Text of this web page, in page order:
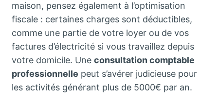
maison, pensez également à l’optimisation
fiscale : certaines charges sont déductibles,
comme une partie de votre loyer ou de vos
factures d’électricité si vous travaillez depuis
votre domicile. Une consultation comptable
professionnelle peut s’avérer judicieuse pour
les activités générant plus de 5000€ par an.